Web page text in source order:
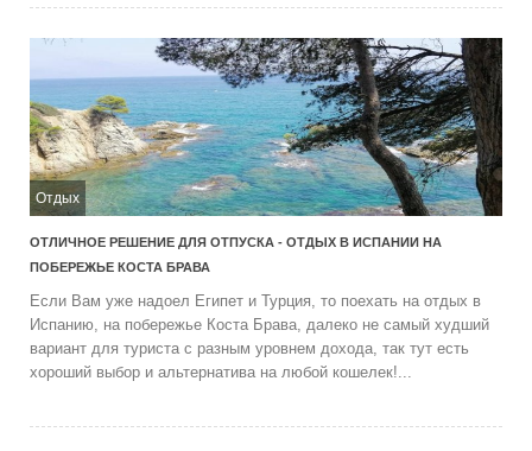
Отдых
ОТЛИЧНОЕ РЕШЕНИЕ ДЛЯ ОТПУСКА - ОТДЫХ В ИСПАНИИ НА
ПОБЕРЕЖЬЕ КОСТА БРАВА
Если Вам уже надоел Египет и Турция, то поехать на отдых в
Испанию, на побережье Коста Брава, далеко не самый худший
вариант для туриста с разным уровнем дохода, так тут есть
хороший выбор и альтернатива на любой кошелек!...